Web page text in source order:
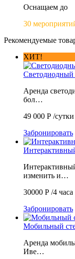
Оснащаем до
30
Рекомендуемые
ХИТ!
Светодиодный
Аренда
бол…
49 000 Р /сутки
Забронировать
изменить и…
30000 Р /4 часа
Забронировать
Мобильный
Аренда
Иве…